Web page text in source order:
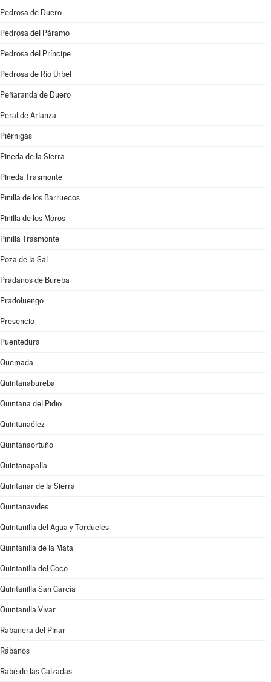
Pedrosa de Duero
Pedrosa del Páramo
Pedrosa del Príncipe
Pedrosa de Río Úrbel
Peñaranda de Duero
Peral de Arlanza
Piérnigas
Pineda de la Sierra
Pineda Trasmonte
Pinilla de los Barruecos
Pinilla de los Moros
Pinilla Trasmonte
Poza de la Sal
Prádanos de Bureba
Pradoluengo
Presencio
Puentedura
Quemada
Quintanabureba
Quintana del Pidio
Quintanaélez
Quintanaortuño
Quintanapalla
Quintanar de la Sierra
Quintanavides
Quintanilla del Agua y Tordueles
Quintanilla de la Mata
Quintanilla del Coco
Quintanilla San García
Quintanilla Vivar
Rabanera del Pinar
Rábanos
Rabé de las Calzadas